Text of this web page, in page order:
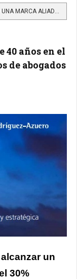
LEER MÁS…NOSOTRAS® SE CONSOLIDA COMO UNA MARCA ALIADA DE LAS MUJERES COLOMBIANAS
40 años en el
de abogados
un
30%